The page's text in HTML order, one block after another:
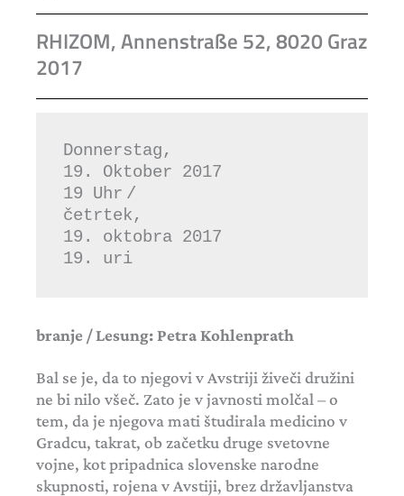
RHIZOM, Annenstraße 52, 8020 Graz
2017
Donnerstag,
19. Oktober 2017
19 Uhr /
četrtek,
19. oktobra 2017
19. uri
branje / Lesung: Petra Kohlenprath
Bal se je, da to njegovi v Avstriji živeči družini
ne bi nilo všeč. Zato je v javnosti molčal – o
tem, da je njegova mati študirala medicino v
Gradcu, takrat, ob začetku druge svetovne
vojne, kot pripadnica slovenske narodne
skupnosti, rojena v Avstiji, brez državljanstva